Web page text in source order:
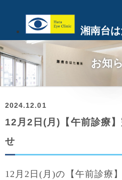
湘南台
お知
2024.12.01
12月2日(月)【午前診療
せ
12月2日(月)の【午前診療